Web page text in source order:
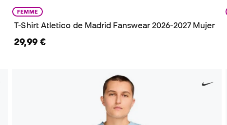
FEMME
T-Shirt Atletico de Madrid Fanswear 2026-2027 Mujer
29,99 €